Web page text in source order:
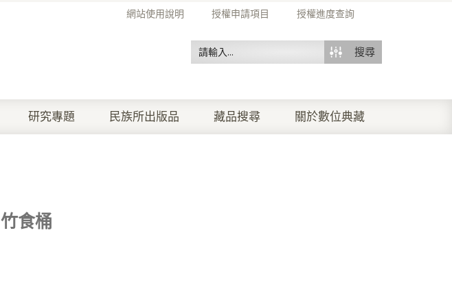
網站使用說明 授權申請項目 授權進度查詢
搜尋
研究專題 民族所出版品 藏品搜尋 關於數位典藏
竹食桶